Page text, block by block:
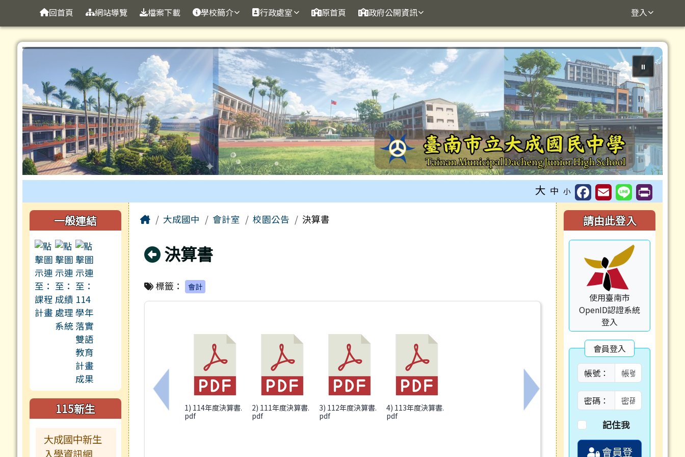
跳至主內容區
臺南市立大成國中全球資訊網
導覽列回首頁 網站導覽 檔案下載 學校簡介 行政處室 原首頁 政府公開資訊 登入
⏸
大 中 小
左邊區域內容
一般連結
115新生
大成國中新生
入學資訊網
主內容區域
Home大成國中 會計室 校園公告 決算書
回上頁
決算書
標籤： 會計
上一筆：6月份平衡表
1) 114年度決算書.
pdf
2) 111年度決算書.
pdf
3) 112年度決算書.
pdf
4) 113年度決算書.
pdf
下一筆：5月份基金來源、用途及餘絀
右邊區域內容
請由此登入
使用臺南市
OpenID認證系統
登入
會員登入
帳號：
密碼：
記住我
會員登
頁尾區域